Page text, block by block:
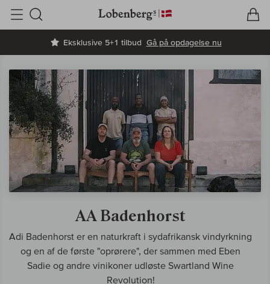
Eksklusive 5+1 tilbud Gå på opdagelse nu
Søg
AA Badenhorst
Adi Badenhorst er en naturkraft i sydafrikansk vindyrkning
og en af de første "oprørere", der sammen med Eben
Sadie og andre vinikoner udløste Swartland Wine
Revolution!